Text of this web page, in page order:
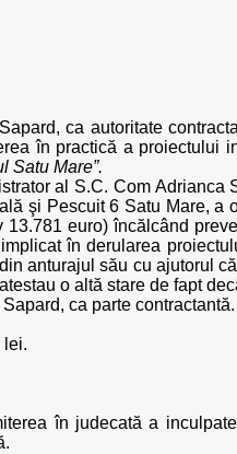
ca autoritate
în practică a proiectului
Satu Mare”.
al S.C. Com Adrianca
şi Pescuit 6 Satu Mare, a
euro) încălcând
în derularea
anturajul său cu ajutorul
o altă stare de fapt
ca parte contractantă.
lei.
în judecată a